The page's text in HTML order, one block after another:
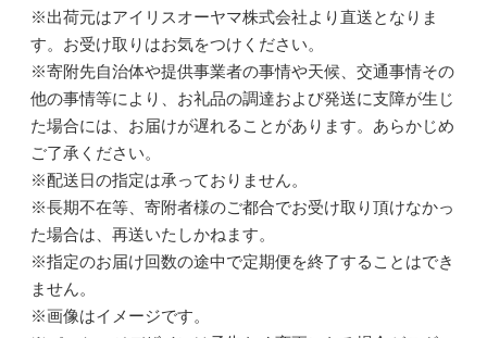
※出荷元はアイリスオーヤマ株式会社より直送となりま
す。お受け取りはお気をつけください。
※寄附先自治体や提供事業者の事情や天候、交通事情その
他の事情等により、お礼品の調達および発送に支障が生じ
た場合には、お届けが遅れることがあります。あらかじめ
ご了承ください。
※配送日の指定は承っておりません。
※長期不在等、寄附者様のご都合でお受け取り頂けなかっ
た場合は、再送いたしかねます。
※指定のお届け回数の途中で定期便を終了することはでき
ません。
※画像はイメージです。